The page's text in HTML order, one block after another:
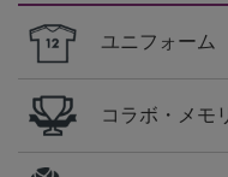
ユニフォーム
コラボ・メモ